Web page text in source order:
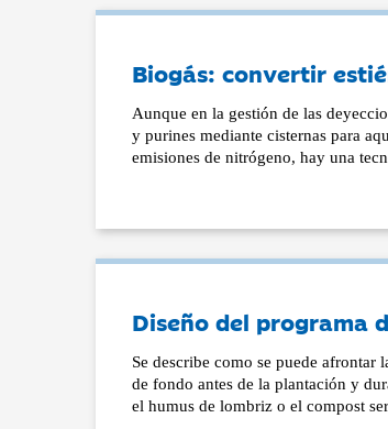
Biogás: convertir
Aunque en la gestión de las
y purines mediante cisternas para
emisiones de nitrógeno, hay una
Diseño del programa
Se describe como se puede
de fondo antes de la plantación y
el humus de lombriz o el compost ser